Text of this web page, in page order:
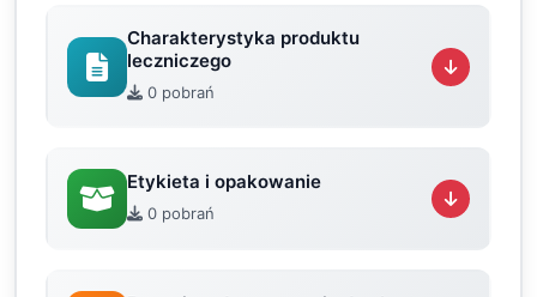
Charakterystyka produktu
leczniczego
0 pobrań
Etykieta i opakowanie
0 pobrań